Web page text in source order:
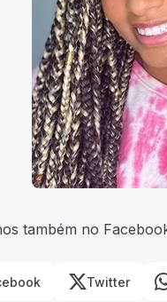
também no
Twitter